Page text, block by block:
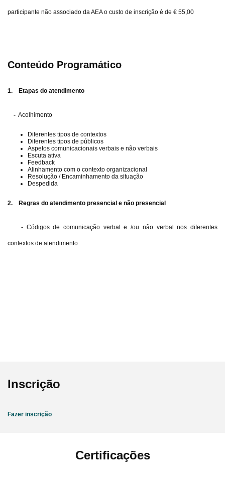
participante não associado da AEA o custo de inscrição é de € 55,00
Conteúdo Programático
1. Etapas do atendimento
- Acolhimento
Diferentes tipos de contextos
Diferentes tipos de públicos
Aspetos comunicacionais verbais e não verbais
Escuta ativa
Feedback
Alinhamento com o contexto organizacional
Resolução / Encaminhamento da situação
Despedida
2. Regras do atendimento presencial e não presencial
- Códigos de comunicação verbal e /ou não verbal nos diferentes
contextos de atendimento
Inscrição
Fazer inscrição
Certificações